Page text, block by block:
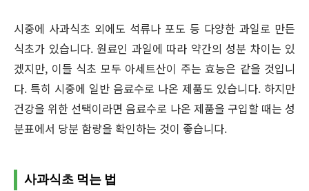
시중에 사과식초 외에도 석류나 포도 등 다양한 과일로 만든
식초가 있습니다. 원료인 과일에 따라 약간의 성분 차이는 있
겠지만, 이들 식초 모두 아세트산이 주는 효능은 같을 것입니
다. 특히 시중에 일반 음료수로 나온 제품도 있습니다. 하지만
건강을 위한 선택이라면 음료수로 나온 제품을 구입할 때는 성
분표에서 당분 함량을 확인하는 것이 좋습니다.
사과식초 먹는 법